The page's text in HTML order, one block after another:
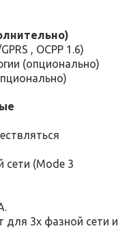
, OCPP 1.6)
(опционально)
сети (Mode 3
3х фазной сети и